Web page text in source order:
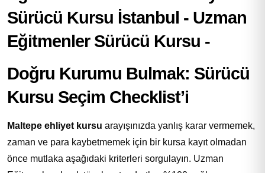
Doğru Kurumu Bulmak: Sürücü
Kursu Seçim Checklist’i
Maltepe ehliyet kursu arayışınızda yanlış karar vermemek,
zaman ve para kaybetmemek için bir kursa kayıt olmadan
önce mutlaka aşağıdaki kriterleri sorgulayın. Uzman